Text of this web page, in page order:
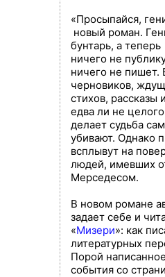
«Просыпайся,
новый роман.
бунтарь, а
ничего не
ничего не пишет.
черновиков,
стихов,
едва ли не
делает судьба
убивают. Однако
всплывут на
людей, имевших
Мерседесом.
В новом романе
задает себе и
«Мизери»: как
литературных
Порой
события со